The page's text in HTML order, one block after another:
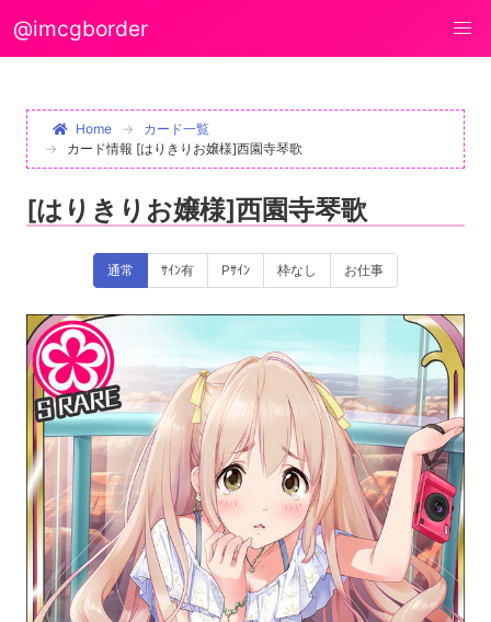
@imcgborder
Home
カード一覧
カード情報 [はりきりお嬢様]西園寺琴歌
[はりきりお嬢様]西園寺琴歌
通常 ｻｲﾝ有 Pｻｲﾝ 枠なし お仕事